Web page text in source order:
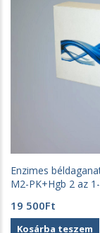
Enzimes
M2-PK+Hgb 2 az
19 500Ft
Kosárba teszem